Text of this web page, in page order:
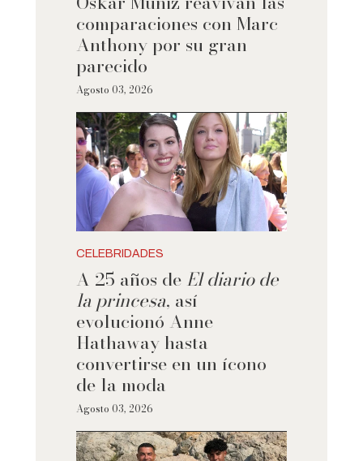
comparaciones con Marc
Anthony por su gran
parecido
Agosto 03, 2026
CELEBRIDADES
A 25 años de El diario de
la princesa, así
evolucionó Anne
Hathaway hasta
convertirse en un ícono
de la moda
Agosto 03, 2026